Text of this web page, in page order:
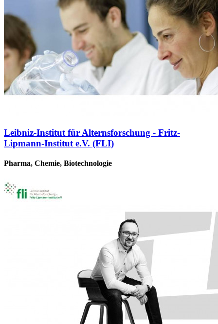
Leibniz-Institut für Alternsforschung - Fritz-
Lipmann-Institut e.V. (FLI)
Pharma, Chemie, Biotechnologie